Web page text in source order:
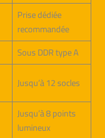
Prise dédiée
recommandée
Sous DDR type A
Jusqu’à 12 socles
Jusqu’à 8 points
lumineux